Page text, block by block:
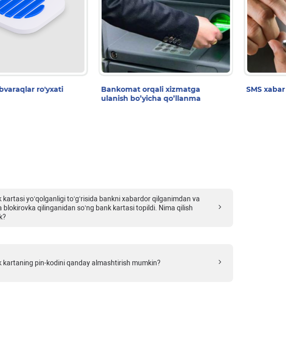
ro'yxati
Bankomat orqali xizmatga
ulanish bo’yicha qo’llanma
SMS
kartasi yo‘qolganligi to‘g‘risida bankni xabardor qilganimdan va
blokirovka qilinganidan so‘ng bank kartasi topildi. Nima qilish
kartaning pin-kodini qanday almashtirish mumkin?